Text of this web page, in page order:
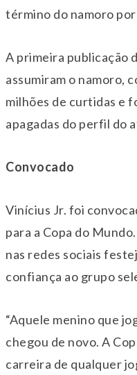
término do namoro
A primeira publicação
assumiram o namoro,
milhões de curtidas e
apagadas do perfil do
Convocado
Vinícius Jr. foi
para a Copa do
nas redes sociais
confiança ao grupo
“Aquele menino que
chegou de novo. A
carreira de qualquer